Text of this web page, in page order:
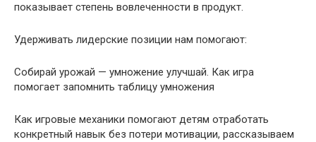
показывает степень вовлеченности в продукт.
Удерживать лидерские позиции нам помогают:
Собирай урожай — умножение улучшай. Как игра
помогает запомнить таблицу умножения
Как игровые механики помогают детям отработать
конкретный навык без потери мотивации, рассказываем